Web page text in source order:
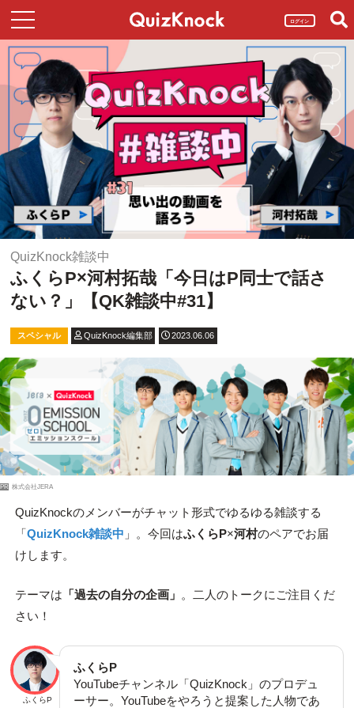
ログイン
QuizKnock雑談中
ふくらP×河村拓哉「今日はP同士で話さ
ない？」【QK雑談中#31】
スペシャル QuizKnock編集部 2023.06.06
PR 株式会社JERA
QuizKnockのメンバーがチャット形式でゆるゆる雑談する
「QuizKnock雑談中 」。今回はふくらP×河村のペアでお届
けします。
テーマは 「過去の自分の企画」 。二人のトークにご注目くだ
さい！
ふくらP
ふくらP
YouTubeチャンネル「QuizKnock」のプロデュ
ーサー。YouTubeをやろうと提案した人物であ